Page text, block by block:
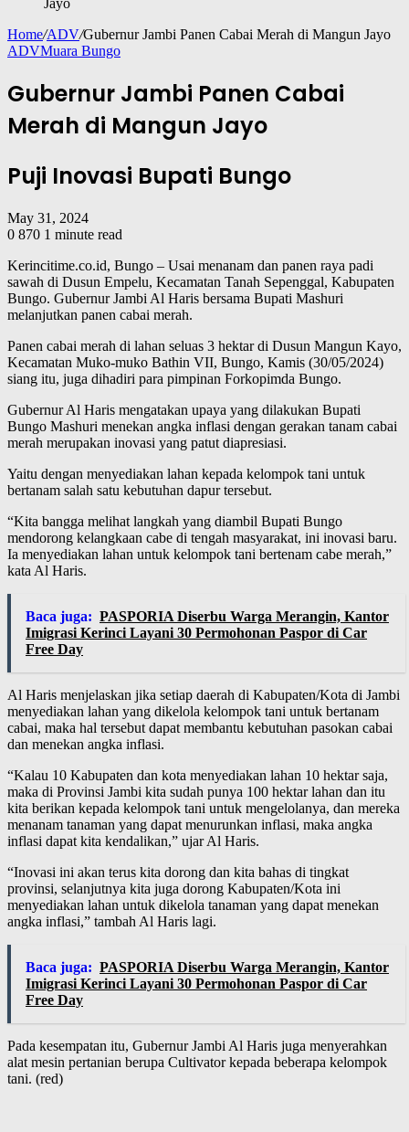
Home/ADV/Gubernur Jambi Panen Cabai Merah di Mangun Jayo
ADVMuara Bungo
Gubernur Jambi Panen Cabai
Merah di Mangun Jayo
Puji Inovasi Bupati Bungo
May 31, 2024
0 870 1 minute read
Kerincitime.co.id, Bungo – Usai menanam dan panen raya padi
sawah di Dusun Empelu, Kecamatan Tanah Sepenggal, Kabupaten
Bungo. Gubernur Jambi Al Haris bersama Bupati Mashuri
melanjutkan panen cabai merah.
Panen cabai merah di lahan seluas 3 hektar di Dusun Mangun Kayo,
Kecamatan Muko-muko Bathin VII, Bungo, Kamis (30/05/2024)
siang itu, juga dihadiri para pimpinan Forkopimda Bungo.
Gubernur Al Haris mengatakan upaya yang dilakukan Bupati
Bungo Mashuri menekan angka inflasi dengan gerakan tanam cabai
merah merupakan inovasi yang patut diapresiasi.
Yaitu dengan menyediakan lahan kepada kelompok tani untuk
bertanam salah satu kebutuhan dapur tersebut.
“Kita bangga melihat langkah yang diambil Bupati Bungo
mendorong kelangkaan cabe di tengah masyarakat, ini inovasi baru.
Ia menyediakan lahan untuk kelompok tani bertenam cabe merah,”
kata Al Haris.
Baca juga: PASPORIA Diserbu Warga Merangin, Kantor
Imigrasi Kerinci Layani 30 Permohonan Paspor di Car
Free Day
Al Haris menjelaskan jika setiap daerah di Kabupaten/Kota di Jambi
menyediakan lahan yang dikelola kelompok tani untuk bertanam
cabai, maka hal tersebut dapat membantu kebutuhan pasokan cabai
dan menekan angka inflasi.
“Kalau 10 Kabupaten dan kota menyediakan lahan 10 hektar saja,
maka di Provinsi Jambi kita sudah punya 100 hektar lahan dan itu
kita berikan kepada kelompok tani untuk mengelolanya, dan mereka
menanam tanaman yang dapat menurunkan inflasi, maka angka
inflasi dapat kita kendalikan,” ujar Al Haris.
“Inovasi ini akan terus kita dorong dan kita bahas di tingkat
provinsi, selanjutnya kita juga dorong Kabupaten/Kota ini
menyediakan lahan untuk dikelola tanaman yang dapat menekan
angka inflasi,” tambah Al Haris lagi.
Baca juga: PASPORIA Diserbu Warga Merangin, Kantor
Imigrasi Kerinci Layani 30 Permohonan Paspor di Car
Free Day
Pada kesempatan itu, Gubernur Jambi Al Haris juga menyerahkan
alat mesin pertanian berupa Cultivator kepada beberapa kelompok
tani. (red)